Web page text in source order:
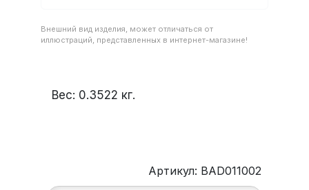
Внешний вид изделия, может отличаться от
иллюстраций, представленных в интернет-магазине!
Вес: 0.3522 кг.
Артикул: BAD011002